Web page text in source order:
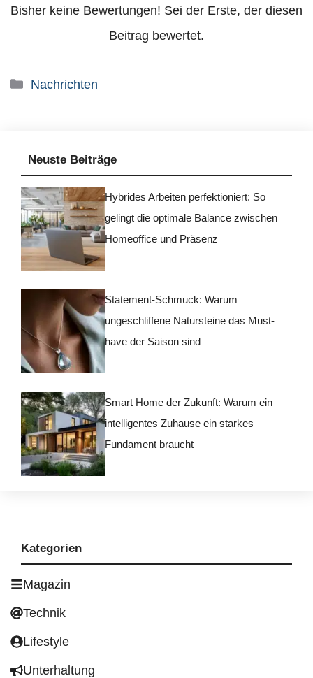
Bisher keine Bewertungen! Sei der Erste, der diesen
Beitrag bewertet.
Kategorien
Nachrichten
Neuste Beiträge
Hybrides Arbeiten perfektioniert: So
gelingt die optimale Balance zwischen
Homeoffice und Präsenz
Statement-Schmuck: Warum
ungeschliffene Natursteine das Must-
have der Saison sind
Smart Home der Zukunft: Warum ein
intelligentes Zuhause ein starkes
Fundament braucht
Kategorien
Magazin
Technik
Lifestyle
Unterhaltung